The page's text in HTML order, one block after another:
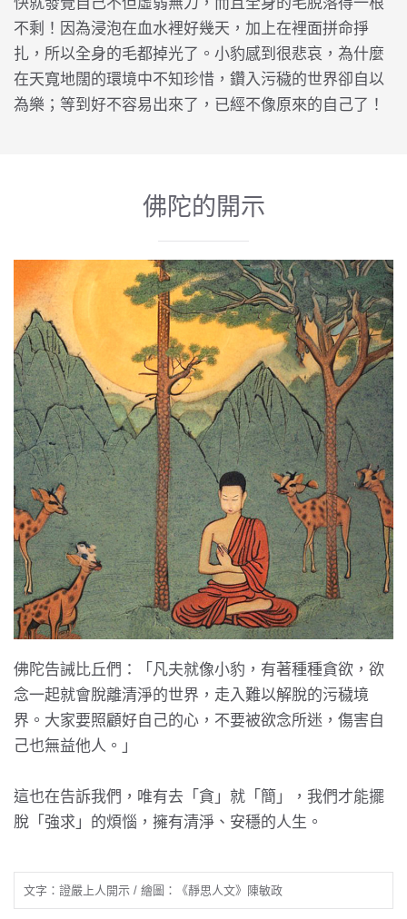
不剩！因為浸泡在血水裡好幾天，加上在裡面拼命掙
扎，所以全身的毛都掉光了。小豹感到很悲哀，為什麼
在天寬地闊的環境中不知珍惜，鑽入污穢的世界卻自以
為樂；等到好不容易出來了，已經不像原來的自己了！
佛陀的開示
佛陀告誡比丘們：「凡夫就像小豹，有著種種貪欲，欲
念一起就會脫離清淨的世界，走入難以解脫的污穢境
界。大家要照顧好自己的心，不要被欲念所迷，傷害自
己也無益他人。」
這也在告訴我們，唯有去「貪」就「簡」，我們才能擺
脫「強求」的煩惱，擁有清淨、安穩的人生。
文字：證嚴上人開示 / 繪圖：《靜思人文》陳敏政